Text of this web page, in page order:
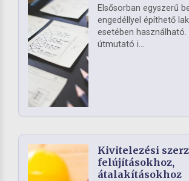
Elsősorban egyszerű
engedéllyel építhető
esetében használható.
útmutató i...
Kivitelezési
felújításokhoz,
átalakításokhoz